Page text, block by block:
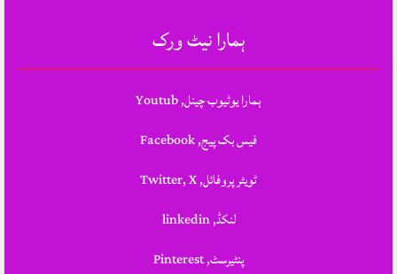
ہمارا نیٹ ورک
ہمارا یوٹیوب چینل, Youtub
فیس بک پیج, Facebook
ٹویٹر پروفائل, Twitter, X
لنکڈ, linkedin
پنٹیرسٹ, Pinterest